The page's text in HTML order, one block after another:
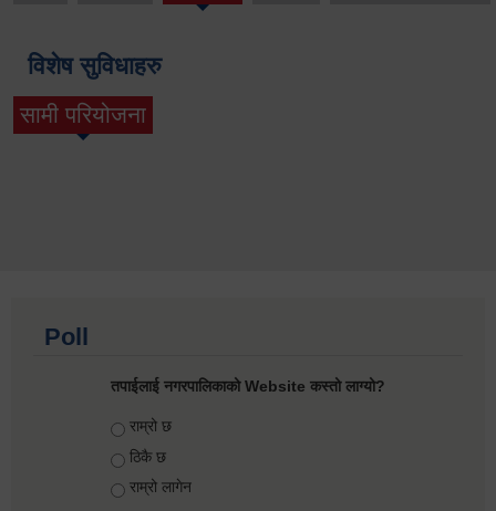
विशेष सुविधाहरु
सामी परियोजना
(active tab)
Poll
तपाईलाई नगरपालिकाको Website कस्तो लाग्यो?
Choices
राम्रो छ
ठिकै छ
राम्रो लागेन